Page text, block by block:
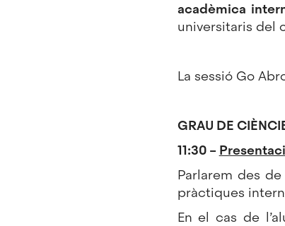
acadèmica
universitaris del
La sessió Go
GRAU DE
11:30 –
Parlarem des
pràctiques
En el cas de